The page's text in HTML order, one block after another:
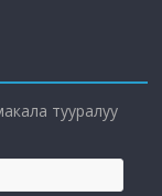
тууралуу